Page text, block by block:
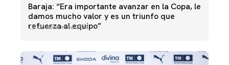
Baraja: “Era importante avanzar en la Copa, le
damos mucho valor y es un triunfo que
refuerza al equipo”
26 noviembre 2024